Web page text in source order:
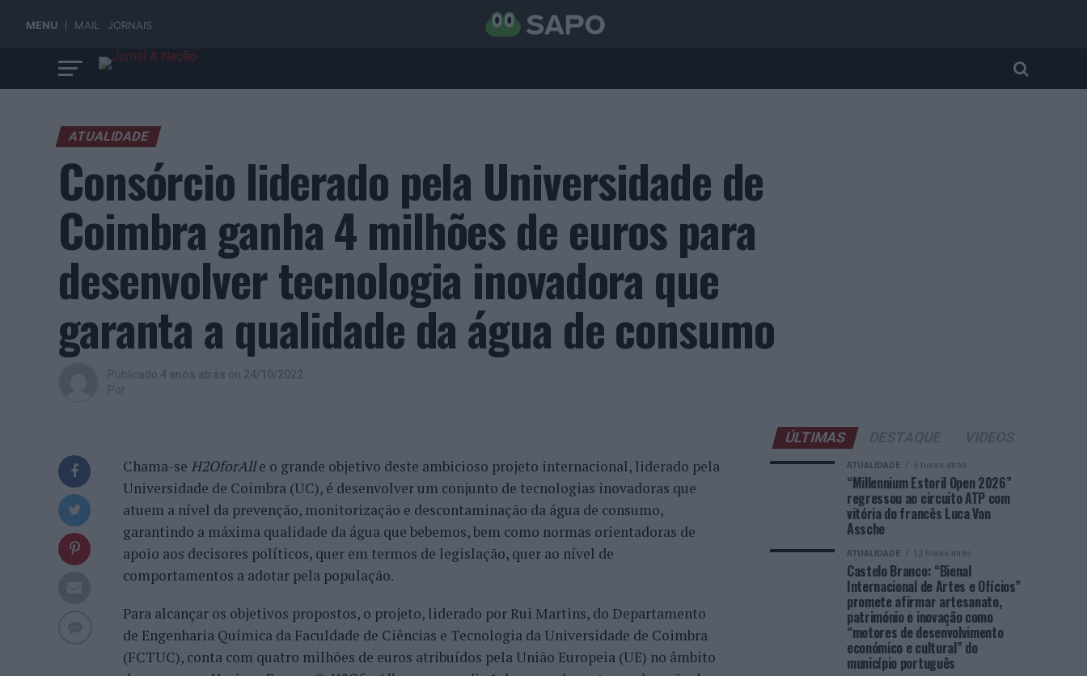
MENU MAIL JORNAIS
ATUALIDADE
Consórcio liderado pela Universidade de
Coimbra ganha 4 milhões de euros para
desenvolver tecnologia inovadora que
garanta a qualidade da água de consumo
Publicado 4 anos atrás on 24/10/2022
Por
Chama-se H2OforAlle o grande objetivo deste ambicioso projeto internacional, liderado pela
Universidade de Coimbra (UC), é desenvolver um conjunto de tecnologias inovadoras que
atuem a nível da prevenção, monitorização e descontaminação da água de consumo,
garantindo a máxima qualidade da água que bebemos, bem como normas orientadoras de
apoio aos decisores políticos, quer em termos de legislação, quer ao nível de
comportamentos a adotar pela população.
Para alcançar os objetivos propostos, o projeto, liderado por Rui Martins, do Departamento
de Engenharia Química da Faculdade de Ciências e Tecnologia da Universidade de Coimbra
(FCTUC), conta com quatro milhões de euros atribuídos pela União Europeia (UE) no âmbito
ÚLTIMAS
ATUALIDADE 5 horas atrás
“Millennium Estoril Open 2026”
regressou ao circuito ATP com
vitória do francês Luca Van
Assche
ATUALIDADE 12 horas atrás
Castelo Branco: “Bienal
Internacional de Artes e Ofícios”
promete afirmar artesanato,
património e inovação como
“motores de desenvolvimento
económico e cultural” do
município português